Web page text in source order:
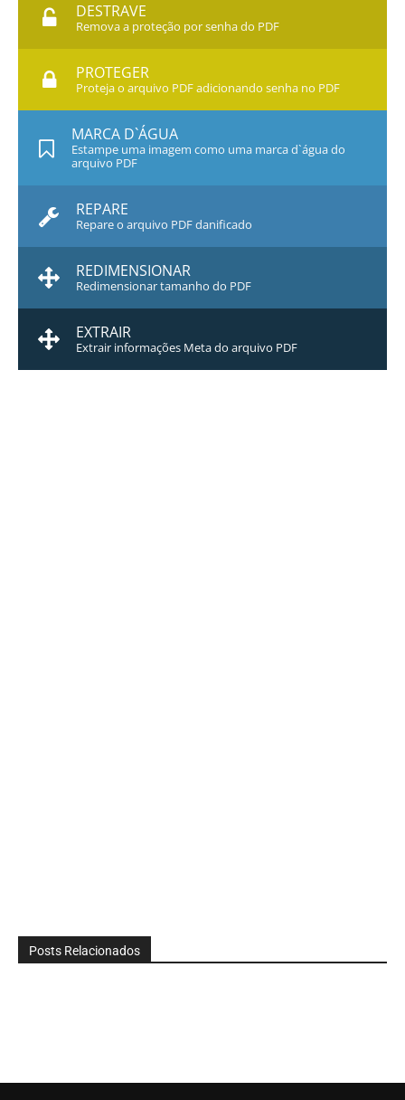
DESTRAVE
Remova a proteção por senha do PDF
PROTEGER
Proteja o arquivo PDF adicionando senha no PDF
MARCA D`ÁGUA
Estampe uma imagem como uma marca d`água do
arquivo PDF
REPARE
Repare o arquivo PDF danificado
REDIMENSIONAR
Redimensionar tamanho do PDF
EXTRAIR
Extrair informações Meta do arquivo PDF
Posts Relacionados